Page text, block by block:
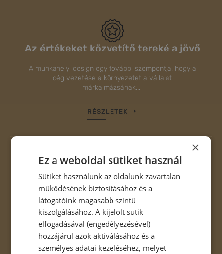
Az értékeket közvetítő tereké a jövő
A munkahelyi design egy további szempontja, hogy a
cég vezetése a környezetet a vállalat
márkaimázsának...
RÉSZLETEK
Felébresztjük a láthatatlan igényeket
Bemutatjuk a termelékenységi palettát. Útmutatót
adunk a színekkel való munkához.
RÉSZLETEK
×
Ez a weboldal sütiket használ
Sütiket használunk az oldalunk zavartalan
működésének biztosításához és a
látogatóink magasabb szintű
kiszolgálásához. A kijelölt sütik
elfogadásával (engedélyezésével)
hozzájárul azok aktiválásához és a
személyes adatai kezeléséhez, melyet